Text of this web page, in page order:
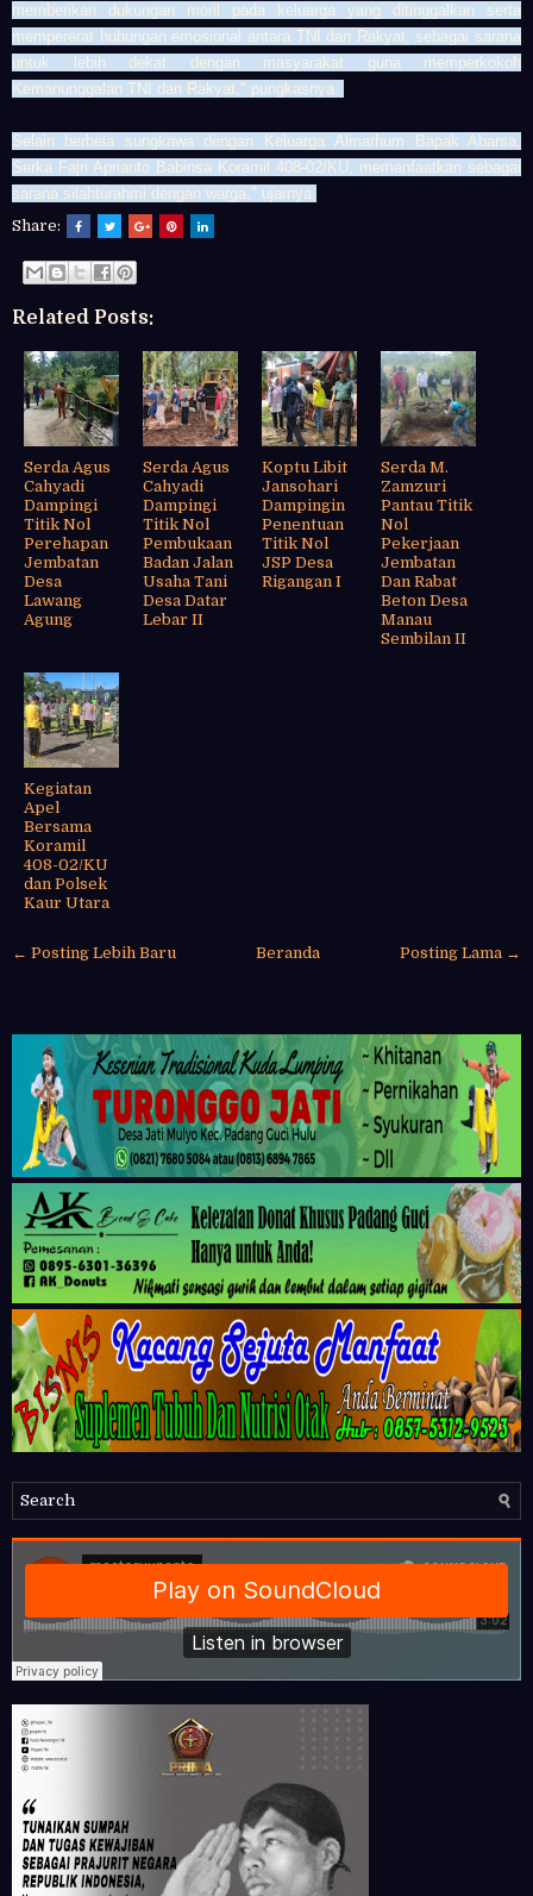
memberikan dukungan moril pada keluarga yang ditinggalkan serta
mempererat hubungan emosional antara TNI dan Rakyat, sebagai sarana
untuk lebih dekat dengan masyarakat guna memperkokoh
Kemanunggalan TNI dan Rakyat," pungkasnya.
Selain berbela sungkawa dengan KeluargaAlmarhum Bapak Abarsa,
Serka Fajri Aprianto Babinsa Koramil 408-02/KU, memanfaatkan sebagai
sarana silahturahmi dengan warga," ujarnya.
Share:
Related Posts:
Serda Agus
Cahyadi
Dampingi
Titik Nol
Perehapan
Jembatan
Desa
Lawang
Agung
Serda Agus
Cahyadi
Dampingi
Titik Nol
Pembukaan
Badan Jalan
Usaha Tani
Desa Datar
Lebar II
Koptu Libit
Jansohari
Dampingin
Penentuan
Titik Nol
JSP Desa
Rigangan I
Serda M.
Zamzuri
Pantau Titik
Nol
Pekerjaan
Jembatan
Dan Rabat
Beton Desa
Manau
Sembilan II
Kegiatan
Apel
Bersama
Koramil
408-02/KU
dan Polsek
Kaur Utara
← Posting Lebih Baru Posting Lama →
Beranda